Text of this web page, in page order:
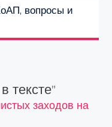
вопросы и
тексте”
заходов на